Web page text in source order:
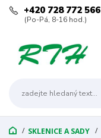
+420 728 772 566
(Po-Pá, 8-16 hod.)
SKLENICE A SADY